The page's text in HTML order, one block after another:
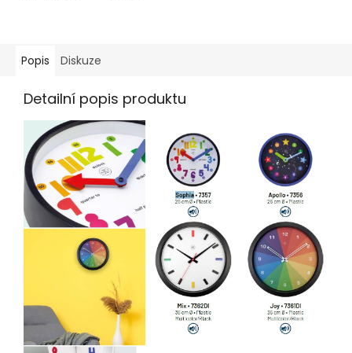
Popis Diskuze
Detailní popis produktu